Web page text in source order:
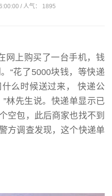
/ 人气： 1895
网上购买了一台手机，钱
“花了5000块钱，等快递
么时候送过来， 快递公
林先生说。快递单显示已
空包，此后商家也找不到
方调查发现，这个快递单